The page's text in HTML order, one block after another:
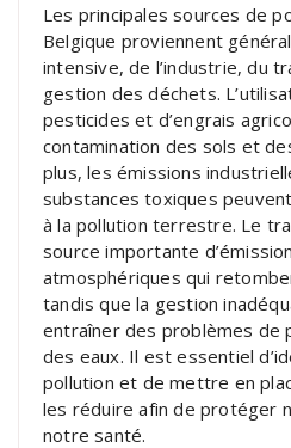
Les principales sources de
Belgique proviennent
intensive, de l’industrie, du
gestion des déchets.
pesticides et d’engrais
contamination des sols et
plus, les émissions
substances toxiques
à la pollution terrestre. Le
source importante
atmosphériques qui
tandis que la gestion
entraîner des problèmes de
des eaux. Il est essentiel
pollution et de mettre en
les réduire afin de protéger
notre santé.